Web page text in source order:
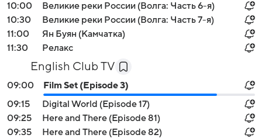
10:00
Великие реки России (Волга: Часть 6-я)
10:30
Великие реки России (Волга: Часть 7-я)
11:00
Ян Буян (Камчатка)
11:30
Релакс
English Club TV
09:00
Film Set (Episode 3)
09:15
Digital World (Episode 17)
09:25
Here and There (Episode 81)
09:35
Here and There (Episode 82)